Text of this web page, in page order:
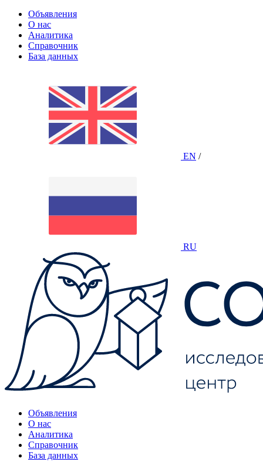
Объявления
О нас
Аналитика
Справочник
База данных
EN /
RU
Объявления
О нас
Аналитика
Справочник
База данных